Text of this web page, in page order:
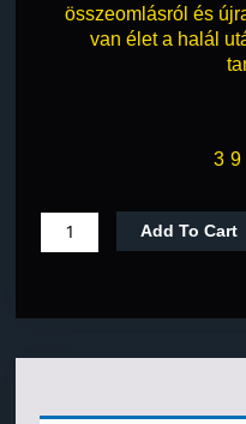
összeomlásról és
van élet a halál
Add To Cart